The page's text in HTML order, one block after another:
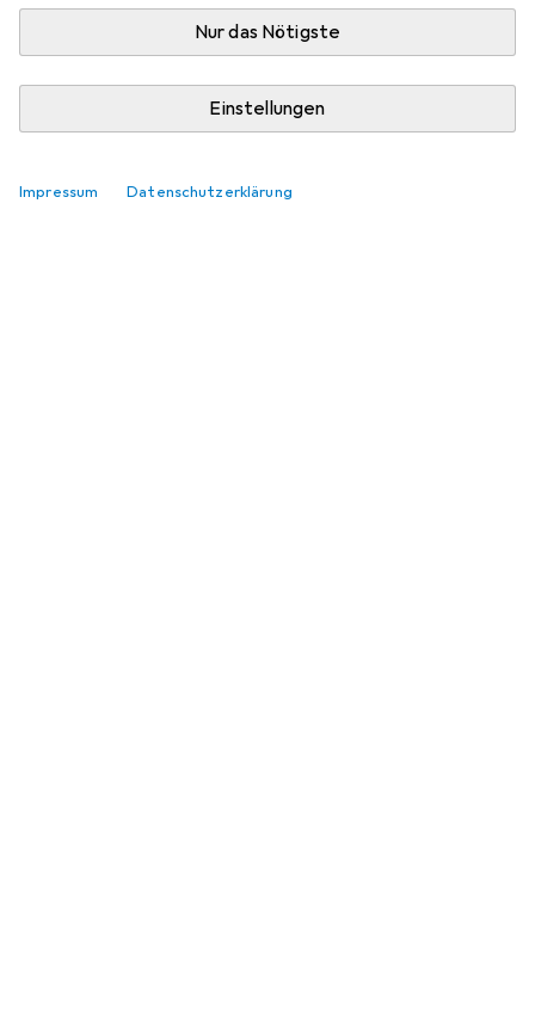
Nur das Nötigste
Einstellungen
Impressum Datenschutzerklärung
Auto Handy Halterung
Einfach in der Handhabung, passt bei jedem
Lüftungsauslass bei jedem Auto, super Preis -